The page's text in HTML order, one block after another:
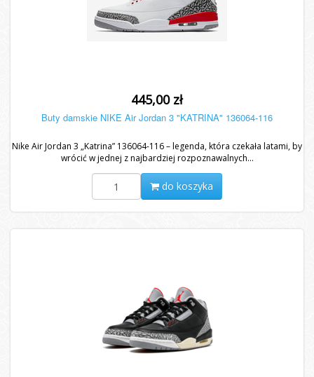
445,00 zł
Buty damskie NIKE Air Jordan 3 "KATRINA" 136064-116
Nike Air Jordan 3 „Katrina” 136064-116 – legenda, która czekała latami, by
wrócić w jednej z najbardziej rozpoznawalnych...
do koszyka